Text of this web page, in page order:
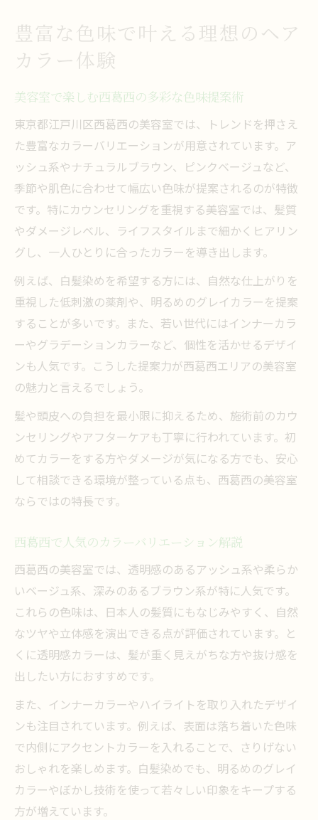
カラーバリエーションが豊富な美容室の特
徴
美容室が提案する頭皮に優しいカラー施術
法
髪へのダメージを抑える美容室の工夫とは
西葛西の美容室で安心できる薬剤選びのコ
ツ
負担を抑えた美容室のカラーバリエーショ
ン体験
がり
美容室の丁寧なカウンセリングで叶う理想
色
西葛西の美容室で自分に合うカラーを見つ
カウンセリングが重要な美容室選びのポイ
ント
美容室で納得できる色味提案を受けるコツ
似合う色味を探すための美容室活用術
美容室で短時間施術が叶う理由と選び方
西葛西で時短カラーを実現する美容室の特
徴
忙しい方におすすめの美容室施術ポイント
カラーバリエーション豊富な美容室で時短
体験
美容室選びで重視したい時短施術の工夫
自然な仕上がりに導く白髪染めとカラー提案
美容室で自然な白髪染めを実現するポイン
ト
豊富な色味で叶える理想のヘア
カラー体験
美容室で楽しむ西葛西の多彩な色味提案術
東京都江戸川区西葛西の美容室では、トレンドを押さえ
た豊富なカラーバリエーションが用意されています。ア
ッシュ系やナチュラルブラウン、ピンクベージュなど、
季節や肌色に合わせて幅広い色味が提案されるのが特徴
です。特にカウンセリングを重視する美容室では、髪質
やダメージレベル、ライフスタイルまで細かくヒアリン
グし、一人ひとりに合ったカラーを導き出します。
例えば、白髪染めを希望する方には、自然な仕上がりを
重視した低刺激の薬剤や、明るめのグレイカラーを提案
することが多いです。また、若い世代にはインナーカラ
ーやグラデーションカラーなど、個性を活かせるデザイ
ンも人気です。こうした提案力が西葛西エリアの美容室
の魅力と言えるでしょう。
髪や頭皮への負担を最小限に抑えるため、施術前のカウ
ンセリングやアフターケアも丁寧に行われています。初
めてカラーをする方やダメージが気になる方でも、安心
して相談できる環境が整っている点も、西葛西の美容室
ならではの特長です。
西葛西で人気のカラーバリエーション解説
西葛西の美容室では、透明感のあるアッシュ系や柔らか
いベージュ系、深みのあるブラウン系が特に人気です。
これらの色味は、日本人の髪質にもなじみやすく、自然
なツヤや立体感を演出できる点が評価されています。と
くに透明感カラーは、髪が重く見えがちな方や抜け感を
出したい方におすすめです。
また、インナーカラーやハイライトを取り入れたデザイ
ンも注目されています。例えば、表面は落ち着いた色味
で内側にアクセントカラーを入れることで、さりげない
おしゃれを楽しめます。白髪染めでも、明るめのグレイ
カラーやぼかし技術を使って若々しい印象をキープする
方が増えています。